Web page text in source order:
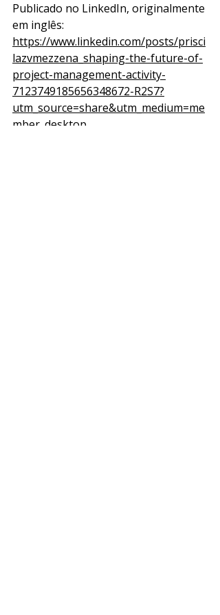
Publicado no LinkedIn, originalmente
em inglês:
https://www.linkedin.com/posts/prisci
lazvmezzena_shaping-the-future-of-
project-management-activity-
7123749185656348672-R2S7?
utm_source=share&utm_medium=me
mber_desktop